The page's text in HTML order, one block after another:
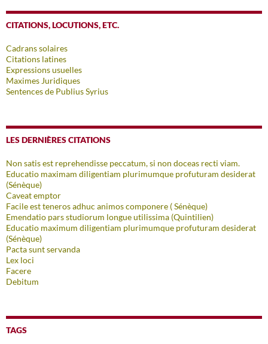
CITATIONS, LOCUTIONS, ETC.
Cadrans solaires
Citations latines
Expressions usuelles
Maximes Juridiques
Sentences de Publius Syrius
LES DERNIÈRES CITATIONS
Non satis est reprehendisse peccatum, si non doceas recti viam.
Educatio maximam diligentiam plurimumque profuturam desiderat
(Sénèque)
Caveat emptor
Facile est teneros adhuc animos componere ( Sénèque)
Emendatio pars studiorum longue utilissima (Quintilien)
Educatio maximum diligentiam plurimumque profuturam desiderat
(Sénèque)
Pacta sunt servanda
Lex loci
Facere
Debitum
TAGS